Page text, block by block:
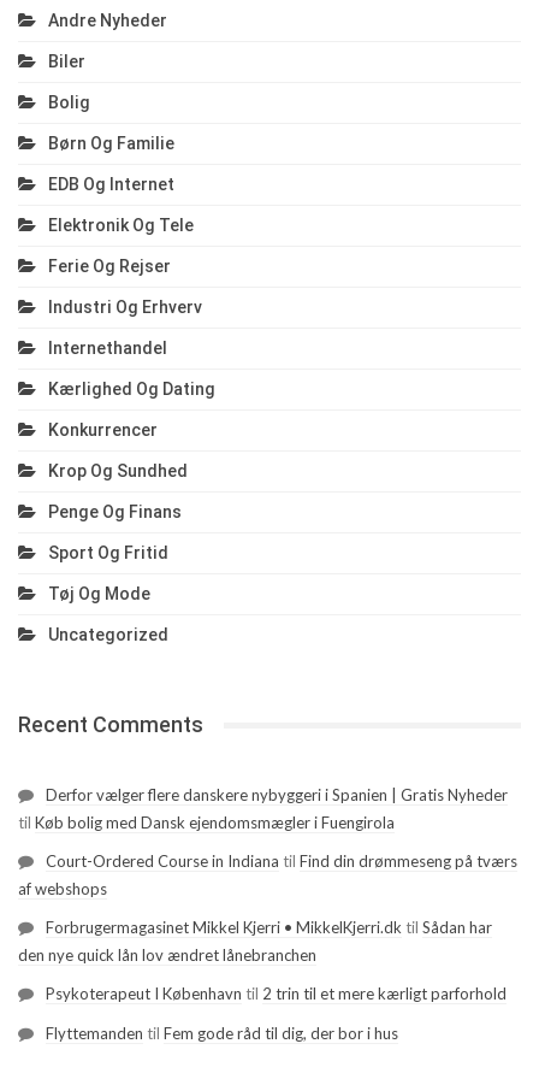
Andre Nyheder
Biler
Bolig
Børn Og Familie
EDB Og Internet
Elektronik Og Tele
Ferie Og Rejser
Industri Og Erhverv
Internethandel
Kærlighed Og Dating
Konkurrencer
Krop Og Sundhed
Penge Og Finans
Sport Og Fritid
Tøj Og Mode
Uncategorized
Recent Comments
Derfor vælger flere danskere nybyggeri i Spanien | Gratis Nyheder
til Køb bolig med Dansk ejendomsmægler i Fuengirola
Court-Ordered Course in Indiana til Find din drømmeseng på tværs
af webshops
Forbrugermagasinet Mikkel Kjerri • MikkelKjerri.dk til Sådan har
den nye quick lån lov ændret lånebranchen
Psykoterapeut I København til 2 trin til et mere kærligt parforhold
Flyttemanden til Fem gode råd til dig, der bor i hus